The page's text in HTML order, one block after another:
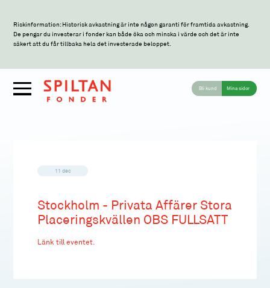
Riskinformation: Historisk avkastning är inte någon garanti för framtida avkastning.
De pengar du investerar i fonder kan både öka och minska i värde och det är inte
säkert att du får tillbaka hela det investerade beloppet.
Bli kund Mina sidor
11 dec
Stockholm - Privata Affärer Stora
Placeringskvällen OBS FULLSATT
Länk till eventet.